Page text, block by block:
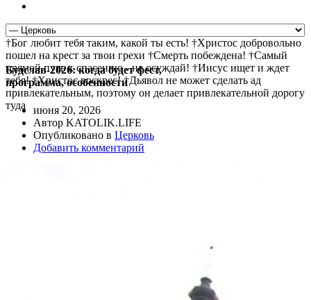
†Бог любит тебя таким, какой ты есть! †Христос добровольно
пошел на крест за твои грехи †Смерть побеждена! †Самый
прямой путь к спасению - не осуждай! †Иисус ищет и ждет
тебя! †Христос воскрес! †Дьявол не может сделать ад
привлекательным, поэтому он делает привлекательной дорогу
туда
Будслав-2026: когда будет фест,
программа, особенности
июня 20, 2026
Автор KATOLIK.LIFE
Опубликовано в Церковь
Добавить комментарий